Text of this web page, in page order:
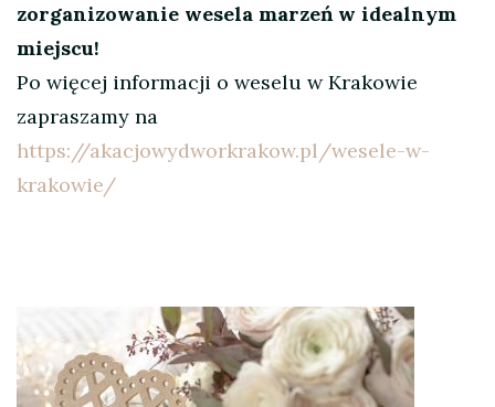
zorganizowanie wesela marzeń w idealnym
miejscu!
Po więcej informacji o weselu w Krakowie
zapraszamy na
https://akacjowydworkrakow.pl/wesele-w-
krakowie/
Nawigacja
wpisu